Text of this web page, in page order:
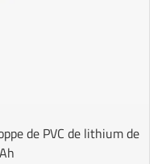
de PVC de lithium de